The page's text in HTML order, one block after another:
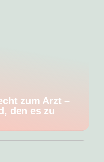
zum Arzt –
den es zu